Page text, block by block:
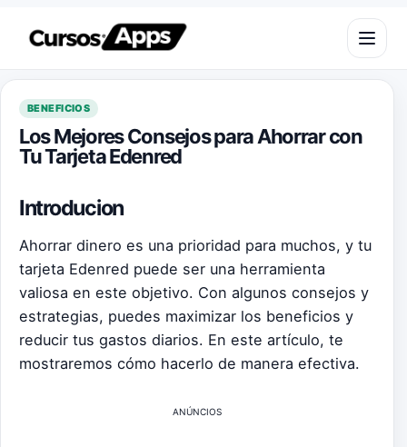
Saltar al contenido
Abrir
BENEFICIOS
Los Mejores Consejos para Ahorrar con
Tu Tarjeta Edenred
Introducion
Ahorrar dinero es una prioridad para muchos, y tu
tarjeta Edenred puede ser una herramienta
valiosa en este objetivo. Con algunos consejos y
estrategias, puedes maximizar los beneficios y
reducir tus gastos diarios. En este artículo, te
mostraremos cómo hacerlo de manera efectiva.
ANÚNCIOS